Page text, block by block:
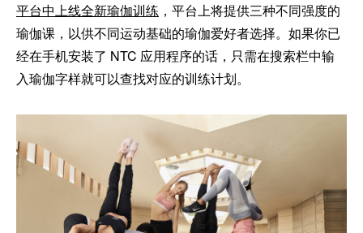
平台中上线全新瑜伽训练 ，平台上将提供三种不同强度的
瑜伽课，以供不同运动基础的瑜伽爱好者选择。如果你已
经在手机安装了 NTC 应用程序的话，只需在搜索栏中输
入瑜伽字样就可以查找对应的训练计划。